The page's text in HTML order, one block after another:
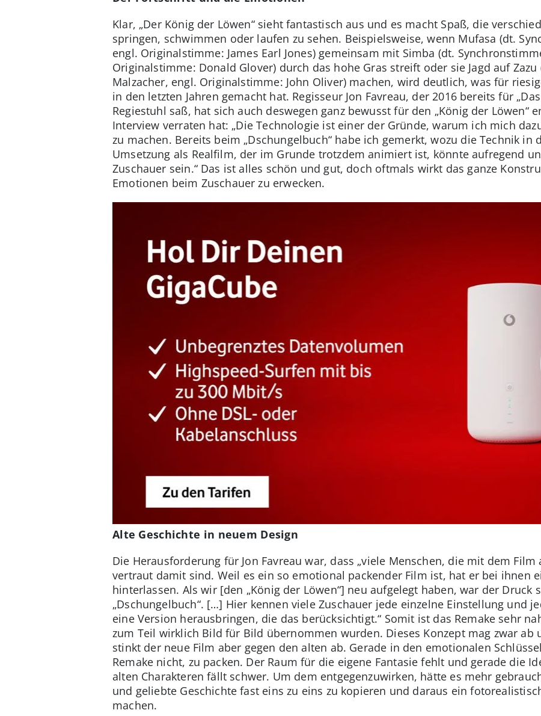
Klar, „Der König der Löwen“ sieht fantastisch aus und es macht Spaß, die
springen, schwimmen oder laufen zu sehen. Beispielsweise, wenn Mufasa (dt.
engl. Originalstimme: James Earl Jones) gemeinsam mit Simba (dt.
Originalstimme: Donald Glover) durch das hohe Gras streift oder sie Jagd auf
Malzacher, engl. Originalstimme: John Oliver) machen, wird deutlich, was für
in den letzten Jahren gemacht hat. Regisseur Jon Favreau, der 2016 bereits für
Regiestuhl saß, hat sich auch deswegen ganz bewusst für den „König der Löwen“
Interview verraten hat: „Die Technologie ist einer der Gründe, warum ich mich
zu machen. Bereits beim „Dschungelbuch“ habe ich gemerkt, wozu die Technik in
Umsetzung als Realfilm, der im Grunde trotzdem animiert ist, könnte aufregend
Zuschauer sein.“ Das ist alles schön und gut, doch oftmals wirkt das ganze
Emotionen beim Zuschauer zu erwecken.
Alte Geschichte in neuem Design
Die Herausforderung für Jon Favreau war, dass „viele Menschen, die mit dem
vertraut damit sind. Weil es ein so emotional packender Film ist, hat er bei ihnen
hinterlassen. Als wir [den „König der Löwen“] neu aufgelegt haben, war der Druck
„Dschungelbuch“. […] Hier kennen viele Zuschauer jede einzelne Einstellung und
eine Version herausbringen, die das berücksichtigt.“ Somit ist das Remake sehr
zum Teil wirklich Bild für Bild übernommen wurden. Dieses Konzept mag zwar ab
stinkt der neue Film aber gegen den alten ab. Gerade in den emotionalen
Remake nicht, zu packen. Der Raum für die eigene Fantasie fehlt und gerade die
alten Charakteren fällt schwer. Um dem entgegenzuwirken, hätte es mehr
und geliebte Geschichte fast eins zu eins zu kopieren und daraus ein
machen.